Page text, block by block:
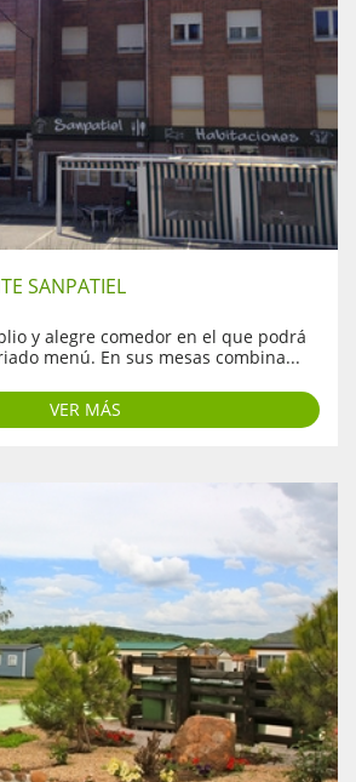
SANPATIEL
y alegre comedor en el que podrá
menú. En sus mesas combina...
VER MÁS